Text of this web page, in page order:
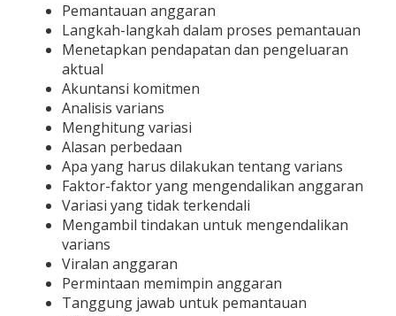
Pemantauan anggaran
Langkah-langkah dalam proses pemantauan
Menetapkan pendapatan dan pengeluaran
aktual
Akuntansi komitmen
Analisis varians
Menghitung variasi
Alasan perbedaan
Apa yang harus dilakukan tentang varians
Faktor-faktor yang mengendalikan anggaran
Variasi yang tidak terkendali
Mengambil tindakan untuk mengendalikan
varians
Viralan anggaran
Permintaan memimpin anggaran
Tanggung jawab untuk pemantauan